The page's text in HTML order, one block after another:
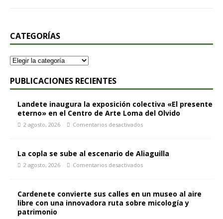
CATEGORÍAS
PUBLICACIONES RECIENTES
Landete inaugura la exposición colectiva «El presente
eterno» en el Centro de Arte Loma del Olvido
2 agosto, 2026 Comentarios desactivados
La copla se sube al escenario de Aliaguilla
2 agosto, 2026 Comentarios desactivados
Cardenete convierte sus calles en un museo al aire
libre con una innovadora ruta sobre micología y
patrimonio